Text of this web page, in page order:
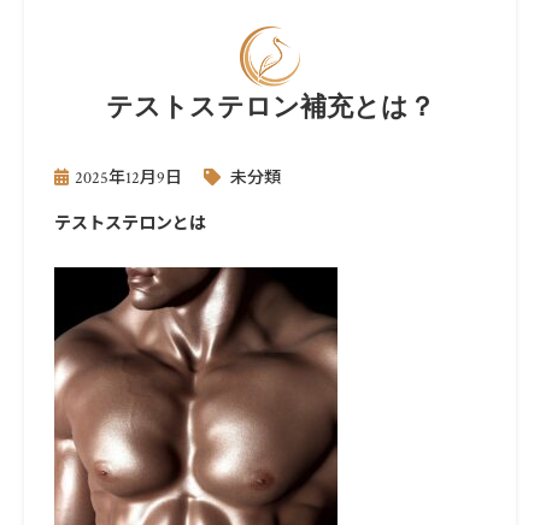
テストステロン補充とは？
2025年12月9日 未分類
テストステロンとは